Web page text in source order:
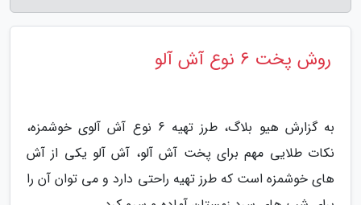
روش پخت 6 نوع آش آلو
به گزارش هیو بلاگ، طرز تهیه 6 نوع آش آلوی خوشمزه،
نکات طلایی مهم برای پخت آش آلو، آش آلو یکی از آش
های خوشمزه است که طرز تهیه راحتی دارد و می توان آن را